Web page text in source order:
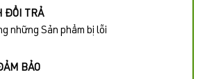
ĐỔI TRẢ
những Sản phẩm bị lỗi
BẢO